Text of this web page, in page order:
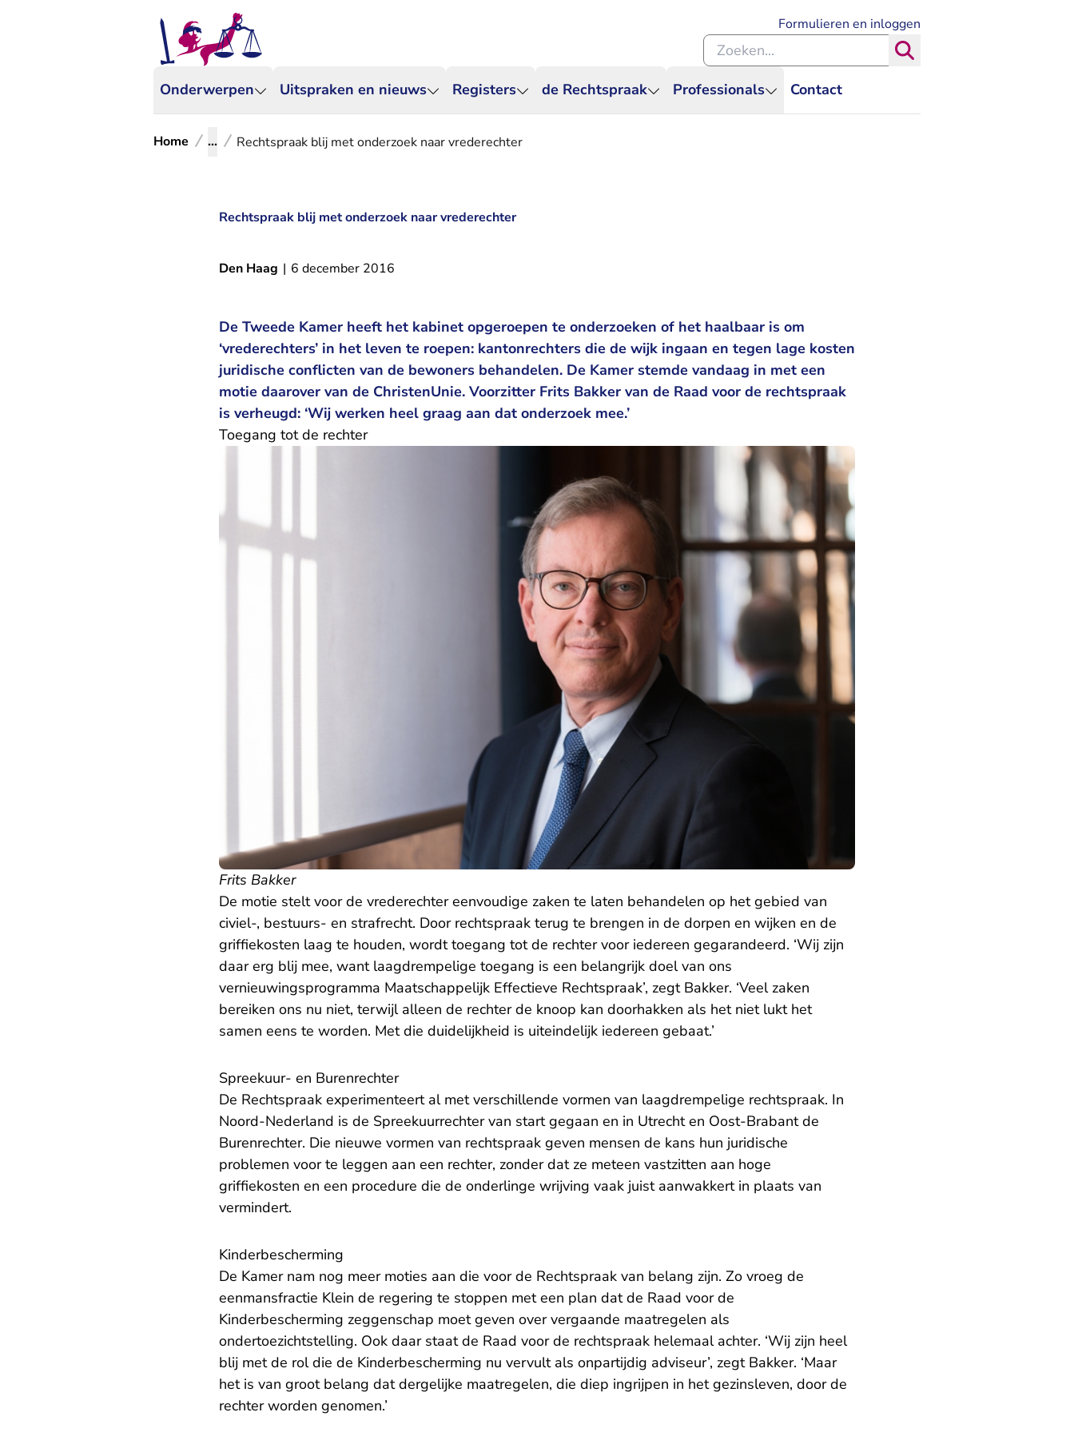
Onderwerpen Uitspraken en nieuws Registers de Rechtspraak Professionals Contact
Formulieren en inloggen
Zoeken binnen de Rechtspraak
Home ... Rechtspraak blij met onderzoek naar vrederechter
Rechtspraak blij met onderzoek naar vrederechter
Den Haag | 6 december 2016
De Tweede Kamer heeft het kabinet opgeroepen te onderzoeken of het haalbaar is om
‘vrederechters’ in het leven te roepen: kantonrechters die de wijk ingaan en tegen lage kosten
juridische conflicten van de bewoners behandelen. De Kamer stemde vandaag in met een
motie daarover van de ChristenUnie. Voorzitter Frits Bakker van de Raad voor de rechtspraak
is verheugd: ‘Wij werken heel graag aan dat onderzoek mee.’
Toegang tot de rechter
Frits Bakker
De motie stelt voor de vrederechter eenvoudige zaken te laten behandelen op het gebied van
civiel-, bestuurs- en strafrecht. Door rechtspraak terug te brengen in de dorpen en wijken en de
griffiekosten laag te houden, wordt toegang tot de rechter voor iedereen gegarandeerd. ‘Wij zijn
daar erg blij mee, want laagdrempelige toegang is een belangrijk doel van ons
vernieuwingsprogramma Maatschappelijk Effectieve Rechtspraak’, zegt Bakker. ‘Veel zaken
bereiken ons nu niet, terwijl alleen de rechter de knoop kan doorhakken als het niet lukt het
samen eens te worden. Met die duidelijkheid is uiteindelijk iedereen gebaat.’
Spreekuur- en Burenrechter
De Rechtspraak experimenteert al met verschillende vormen van laagdrempelige rechtspraak. In
Noord-Nederland is de Spreekuurrechter van start gegaan en in Utrecht en Oost-Brabant de
Burenrechter. Die nieuwe vormen van rechtspraak geven mensen de kans hun juridische
problemen voor te leggen aan een rechter, zonder dat ze meteen vastzitten aan hoge
griffiekosten en een procedure die de onderlinge wrijving vaak juist aanwakkert in plaats van
vermindert.
Kinderbescherming
De Kamer nam nog meer moties aan die voor de Rechtspraak van belang zijn. Zo vroeg de
eenmansfractie Klein de regering te stoppen met een plan dat de Raad voor de
Kinderbescherming zeggenschap moet geven over vergaande maatregelen als
ondertoezichtstelling. Ook daar staat de Raad voor de rechtspraak helemaal achter. ‘Wij zijn heel
blij met de rol die de Kinderbescherming nu vervult als onpartijdig adviseur’, zegt Bakker. ‘Maar
het is van groot belang dat dergelijke maatregelen, die diep ingrijpen in het gezinsleven, door de
rechter worden genomen.’